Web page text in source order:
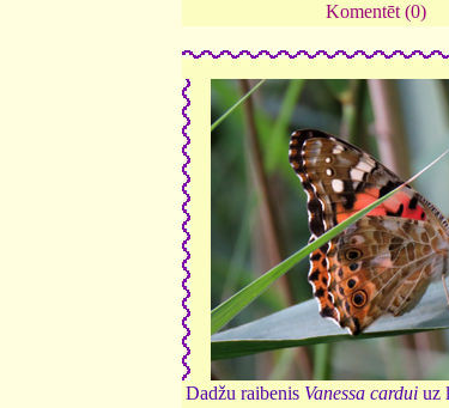
Komentēt (0)
Dadžu raibenis Vanessa cardui uz